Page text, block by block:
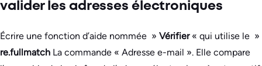
valider les adresses électroniques
Écrire une fonction d’aide nommée » Vérifier « qui utilise le »
re.fullmatch La commande « Adresse e-mail ». Elle compare